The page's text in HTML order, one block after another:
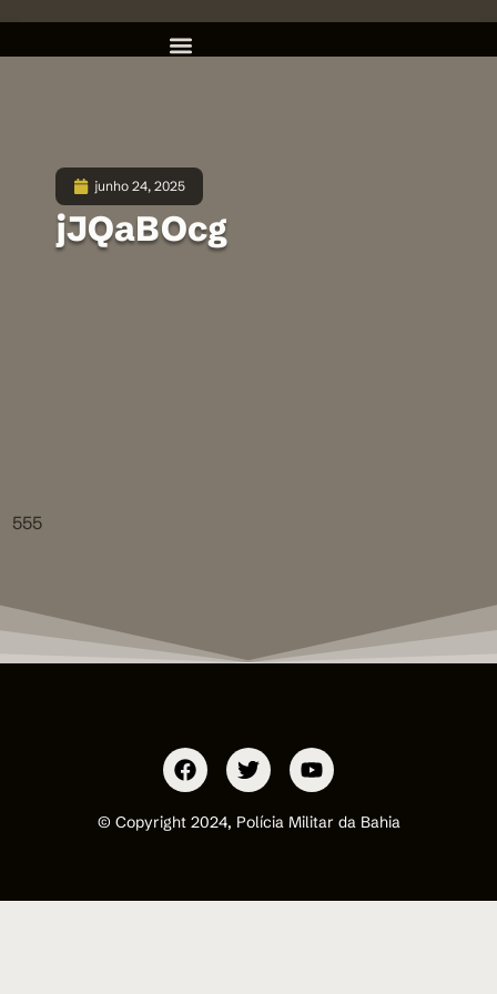
junho 24, 2025
jJQaBOcg
555
© Copyright 2024, Polícia Militar da Bahia